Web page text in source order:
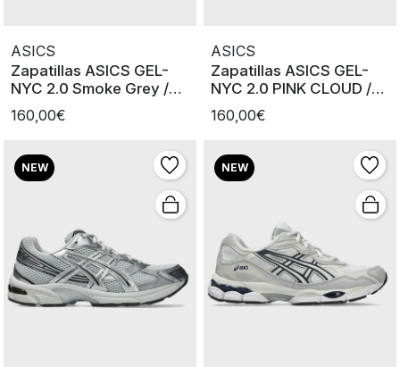
ASICS
Zapatillas ASICS GEL-
NYC 2.0 Smoke Grey /
Pure Silver
160,00€
ASICS
Zapatillas ASICS GEL-
NYC 2.0 PINK CLOUD /
PURE SILVER
160,00€
NEW NEW